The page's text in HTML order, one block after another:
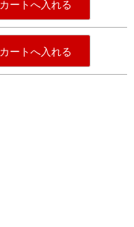
カートへ入れる
カートへ入れる